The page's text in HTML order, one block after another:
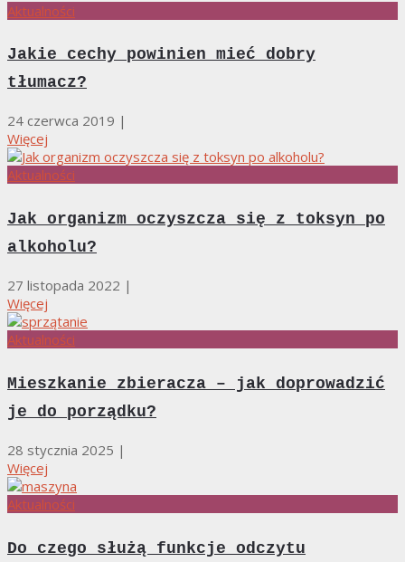
Aktualności
Jakie cechy powinien mieć dobry
tłumacz?
24 czerwca 2019 |
Więcej
Aktualności
Jak organizm oczyszcza się z toksyn po
alkoholu?
27 listopada 2022 |
Więcej
Aktualności
Mieszkanie zbieracza – jak doprowadzić
je do porządku?
28 stycznia 2025 |
Więcej
Aktualności
Do czego służą funkcje odczytu